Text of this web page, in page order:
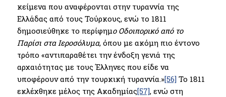
κείμενα που αναφέρονται στην τυραννία της
Ελλάδας από τους Τούρκους, ενώ το 1811
δημοσιεύθηκε το περίφημο Οδοιπορικό από το
Παρίσι στα Ιεροσόλυμα, όπου με ακόμη πιο έντονο
τρόπο «αντιπαραθέτει την ένδοξη γενιά της
αρχαιότητας με τους Έλληνες που είδε να
υποφέρουν από την τουρκική τυραννία.»[56]Το 1811
εκλέχθηκε μέλος της Ακαδημίας[57], ενώ στη